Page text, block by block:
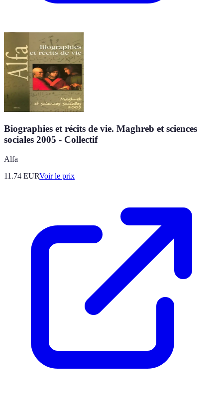
Biographies et récits de vie. Maghreb et sciences
sociales 2005 - Collectif
Alfa
11.74 EURVoir le prix